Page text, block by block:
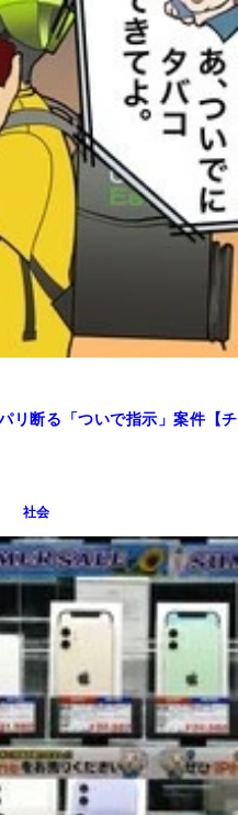
リ断る「ついで指示」案件【チ
社会